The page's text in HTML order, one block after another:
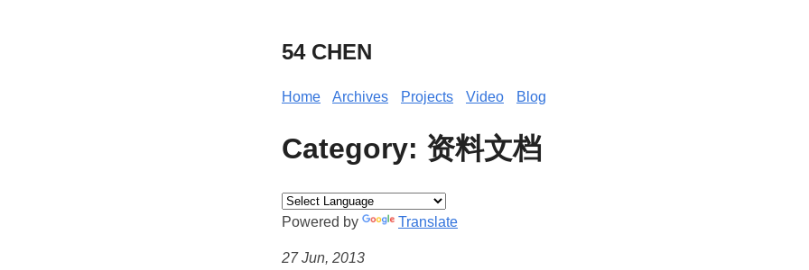
54 CHEN
Home Archives Projects Video Blog
Category: 资料文档
Powered by Translate
27 Jun, 2013